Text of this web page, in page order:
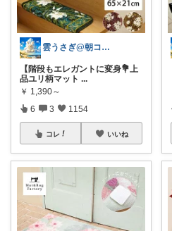
雲うさぎ@朝コレ❤良質便利時短グッズ🐰
【階段もエレガントに変身💐上
品ユリ柄マット ...
￥ 1,390～
6 3 1154
コレ いいね